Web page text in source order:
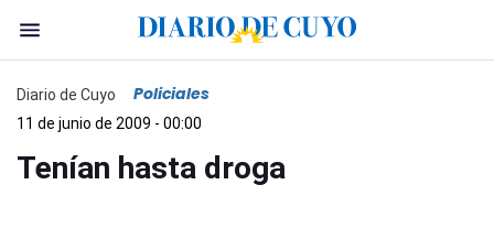
Diario de Cuyo Policiales
11 de junio de 2009 - 00:00
Tenían hasta droga